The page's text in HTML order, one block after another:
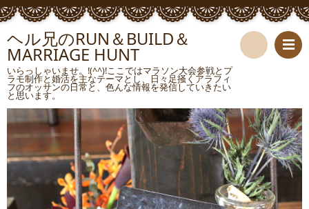
ヘル兄のRUN＆BUILD＆
MARRIAGE HUNT
いらっしゃいませ。!(^^)!ここではマラソン大会参戦とプ
ラモ制作と婚活を主なテーマとし、日々足掻くアラフィ
フのオッサンの日常と、色んな情報を発信していきたい
と思います。